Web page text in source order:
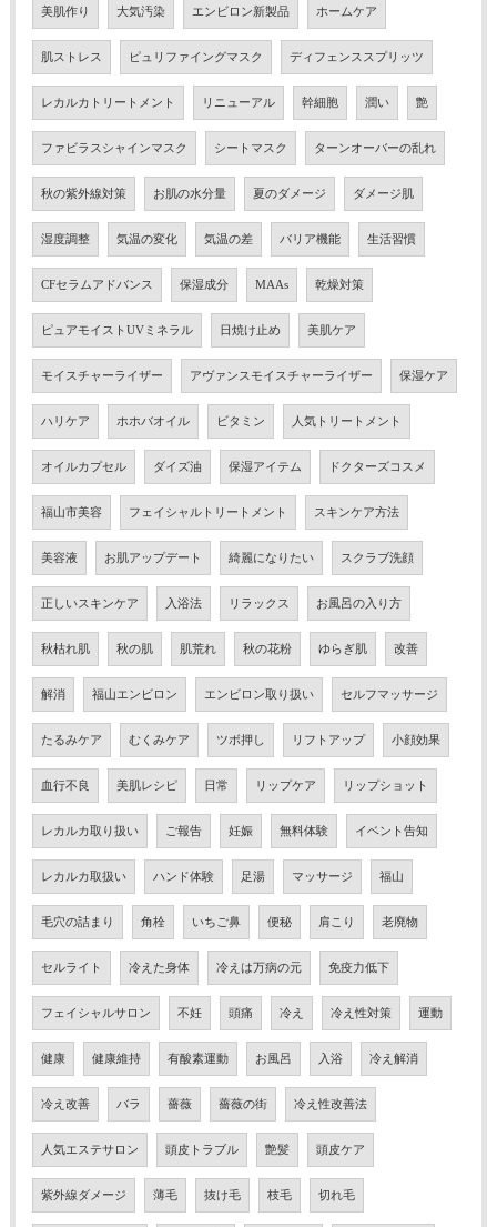
美肌作り 大気汚染 エンビロン新製品 ホームケア
肌ストレス ピュリファイングマスク ディフェンススプリッツ
レカルカトリートメント リニューアル 幹細胞 潤い 艶
ファビラスシャインマスク シートマスク ターンオーバーの乱れ
秋の紫外線対策 お肌の水分量 夏のダメージ ダメージ肌
湿度調整 気温の変化 気温の差 バリア機能 生活習慣
CFセラムアドバンス 保湿成分 MAAs 乾燥対策
ピュアモイストUVミネラル 日焼け止め 美肌ケア
モイスチャーライザー アヴァンスモイスチャーライザー 保湿ケア
ハリケア ホホバオイル ビタミン 人気トリートメント
オイルカプセル ダイズ油 保湿アイテム ドクターズコスメ
福山市美容 フェイシャルトリートメント スキンケア方法
美容液 お肌アップデート 綺麗になりたい スクラブ洗顔
正しいスキンケア 入浴法 リラックス お風呂の入り方
秋枯れ肌 秋の肌 肌荒れ 秋の花粉 ゆらぎ肌 改善
解消 福山エンビロン エンビロン取り扱い セルフマッサージ
たるみケア むくみケア ツボ押し リフトアップ 小顔効果
血行不良 美肌レシピ 日常 リップケア リップショット
レカルカ取り扱い ご報告 妊娠 無料体験 イベント告知
レカルカ取扱い ハンド体験 足湯 マッサージ 福山
毛穴の詰まり 角栓 いちご鼻 便秘 肩こり 老廃物
セルライト 冷えた身体 冷えは万病の元 免疫力低下
フェイシャルサロン 不妊 頭痛 冷え 冷え性対策 運動
健康 健康維持 有酸素運動 お風呂 入浴 冷え解消
冷え改善 バラ 薔薇 薔薇の街 冷え性改善法
人気エステサロン 頭皮トラブル 艶髪 頭皮ケア
紫外線ダメージ 薄毛 抜け毛 枝毛 切れ毛